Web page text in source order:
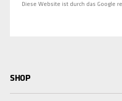
Diese Website ist durch das Google
SHOP